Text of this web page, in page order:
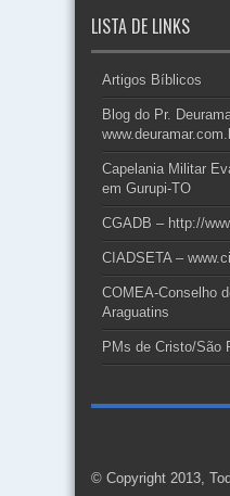
LISTA DE LINKS
Artigos Bíblicos
Blog do Pr.
Capelania Militar
em Gurupi-TO
CGADB – http://
CIADSETA –
COMEA-Conselho
Araguatins
PMs de Cristo/São
© Copyright 2013,